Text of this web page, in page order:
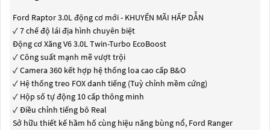
Ford Raptor 3.0L động cơ mới - KHUYẾN MÃI HẤP DẪN
✓ 7 chế độ lái địa hình chuyên biệt
Động cơ Xăng V6 3.0L Twin-Turbo EcoBoost
✓ Công suất mạnh mẽ vượt trội
✓ Camera 360 kết hợp hệ thống loa cao cấp B&O
✓ Hệ thống treo FOX danh tiếng (Tuỳ chỉnh mềm cứng)
✓ Hộp số tự động 10 cấp thông minh
✓ Điều chỉnh tiếng bô Real
Sở hữu thiết kế hầm hố cùng hiệu năng bùng nổ, Ford Ranger